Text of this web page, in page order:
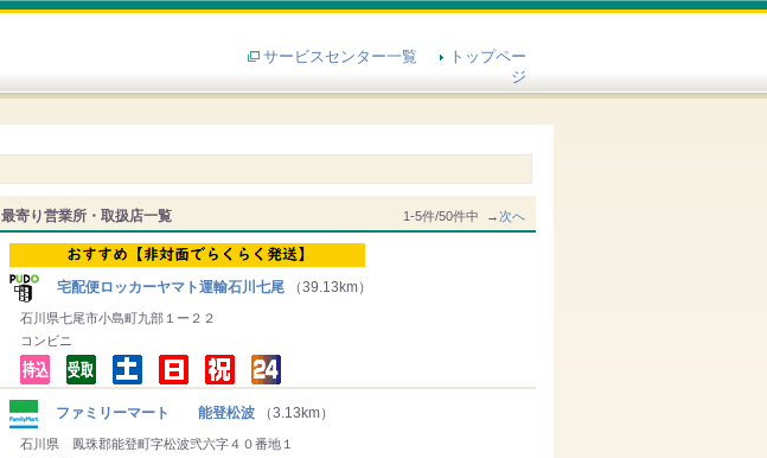
サービスセンター一覧
トップペー
ジ
最寄り営業所・取扱店一覧 1-5件/50件中 →次へ
宅配便ロッカーヤマト運輸石川七尾 （39.13km）
石川県七尾市小島町九部１ー２２
コンビニ
ファミリーマート 能登松波 （3.13km）
石川県 鳳珠郡能登町字松波弐六字４０番地１